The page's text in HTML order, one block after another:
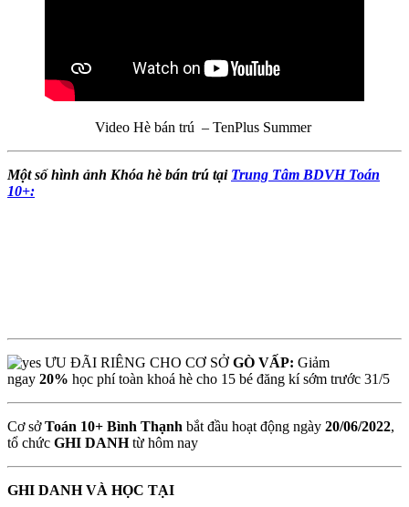
Video Hè bán trú – TenPlus Summer
Một số hình ảnh Khóa hè bán trú tại Trung Tâm BDVH Toán
10+:
ƯU ĐÃI RIÊNG CHO CƠ SỞ GÒ VẤP: Giảm
ngay 20% học phí toàn khoá hè cho 15 bé đăng kí sớm trước 31/5
Cơ sởToán 10+ Bình Thạnh bắt đầu hoạt động ngày 20/06/2022,
tổ chức GHI DANHtừ hôm nay
GHI DANH VÀ HỌC TẠI